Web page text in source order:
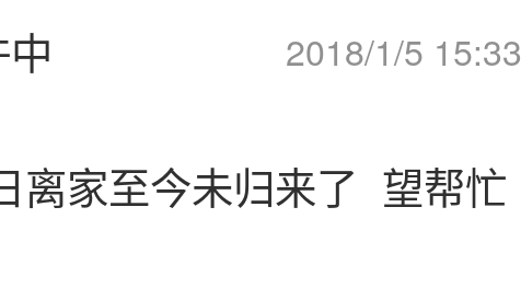
2018/1/5 15:33
离家至今未归来了 望帮忙